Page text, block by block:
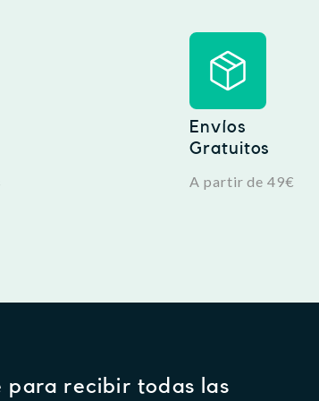
Envíos
Gratuitos
A partir de 49€
para recibir todas las